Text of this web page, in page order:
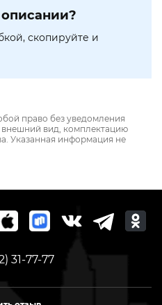
скопируйте и
право без уведомления
внешний вид, комплектацию
Указанная информация не
31-77-77